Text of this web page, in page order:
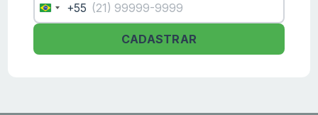
Brazil
+55
+55
CADASTRAR